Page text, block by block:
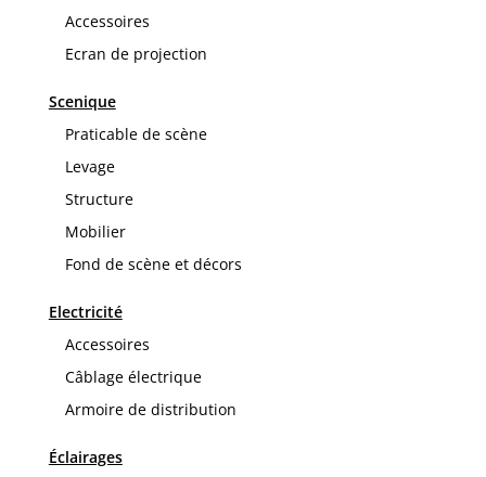
Accessoires
Ecran de projection
Scenique
Praticable de scène
Levage
Structure
Mobilier
Fond de scène et décors
Electricité
Accessoires
Câblage électrique
Armoire de distribution
Éclairages